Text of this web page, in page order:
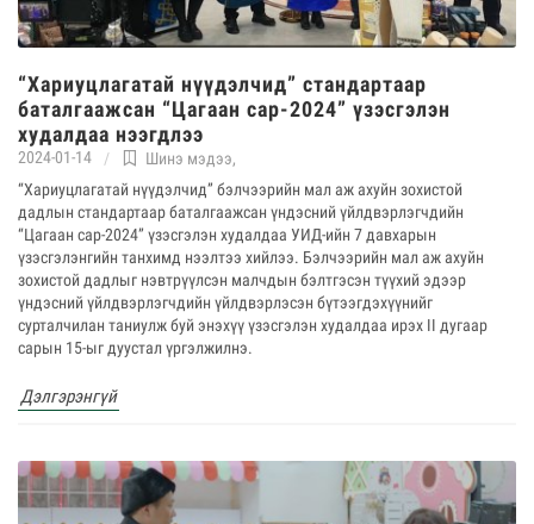
“Хариуцлагатай нүүдэлчид” стандартаар
баталгаажсан “Цагаан сар-2024” үзэсгэлэн
худалдаа нээгдлээ
2024-01-14 Шинэ мэдээ,
“Хариуцлагатай нүүдэлчид” бэлчээрийн мал аж ахуйн зохистой
дадлын стандартаар баталгаажсан үндэсний үйлдвэрлэгчдийн
“Цагаан сар-2024” үзэсгэлэн худалдаа УИД-ийн 7 давхарын
үзэсгэлэнгийн танхимд нээлтээ хийлээ. Бэлчээрийн мал аж ахуйн
зохистой дадлыг нэвтрүүлсэн малчдын бэлтгэсэн түүхий эдээр
үндэсний үйлдвэрлэгчдийн үйлдвэрлэсэн бүтээгдэхүүнийг
сурталчилан таниулж буй энэхүү үзэсгэлэн худалдаа ирэх II дугаар
сарын 15-ыг дуустал үргэлжилнэ.
Дэлгэрэнгүй